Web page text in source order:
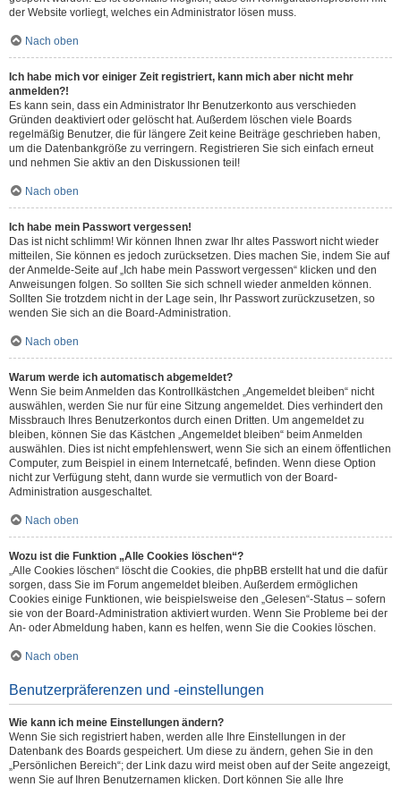
der Website vorliegt, welches ein Administrator lösen muss.
Nach oben
Ich habe mich vor einiger Zeit registriert, kann mich aber nicht mehr
anmelden?!
Es kann sein, dass ein Administrator Ihr Benutzerkonto aus verschieden
Gründen deaktiviert oder gelöscht hat. Außerdem löschen viele Boards
regelmäßig Benutzer, die für längere Zeit keine Beiträge geschrieben haben,
um die Datenbankgröße zu verringern. Registrieren Sie sich einfach erneut
und nehmen Sie aktiv an den Diskussionen teil!
Nach oben
Ich habe mein Passwort vergessen!
Das ist nicht schlimm! Wir können Ihnen zwar Ihr altes Passwort nicht wieder
mitteilen, Sie können es jedoch zurücksetzen. Dies machen Sie, indem Sie auf
der Anmelde-Seite auf „Ich habe mein Passwort vergessen“ klicken und den
Anweisungen folgen. So sollten Sie sich schnell wieder anmelden können.
Sollten Sie trotzdem nicht in der Lage sein, Ihr Passwort zurückzusetzen, so
wenden Sie sich an die Board-Administration.
Nach oben
Warum werde ich automatisch abgemeldet?
Wenn Sie beim Anmelden das Kontrollkästchen „Angemeldet bleiben“ nicht
auswählen, werden Sie nur für eine Sitzung angemeldet. Dies verhindert den
Missbrauch Ihres Benutzerkontos durch einen Dritten. Um angemeldet zu
bleiben, können Sie das Kästchen „Angemeldet bleiben“ beim Anmelden
auswählen. Dies ist nicht empfehlenswert, wenn Sie sich an einem öffentlichen
Computer, zum Beispiel in einem Internetcafé, befinden. Wenn diese Option
nicht zur Verfügung steht, dann wurde sie vermutlich von der Board-
Administration ausgeschaltet.
Nach oben
Wozu ist die Funktion „Alle Cookies löschen“?
„Alle Cookies löschen“ löscht die Cookies, die phpBB erstellt hat und die dafür
sorgen, dass Sie im Forum angemeldet bleiben. Außerdem ermöglichen
Cookies einige Funktionen, wie beispielsweise den „Gelesen“-Status – sofern
sie von der Board-Administration aktiviert wurden. Wenn Sie Probleme bei der
An- oder Abmeldung haben, kann es helfen, wenn Sie die Cookies löschen.
Nach oben
Benutzerpräferenzen und -einstellungen
Wie kann ich meine Einstellungen ändern?
Wenn Sie sich registriert haben, werden alle Ihre Einstellungen in der
Datenbank des Boards gespeichert. Um diese zu ändern, gehen Sie in den
„Persönlichen Bereich“; der Link dazu wird meist oben auf der Seite angezeigt,
wenn Sie auf Ihren Benutzernamen klicken. Dort können Sie alle Ihre